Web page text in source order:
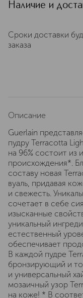
Наличие и
Сроки доставки
заказа
Описание
Guerlain
пудру Terracotta
на 96% состоит из
происхождения*.
составу новая
вуаль, придавая
и свежесть.
сочетает в себе
изысканные
уникальный
естественный
обеспечивает
В каждой пудре
бронзирующий и
и универсальный
мозаичный узор
на коже! * В